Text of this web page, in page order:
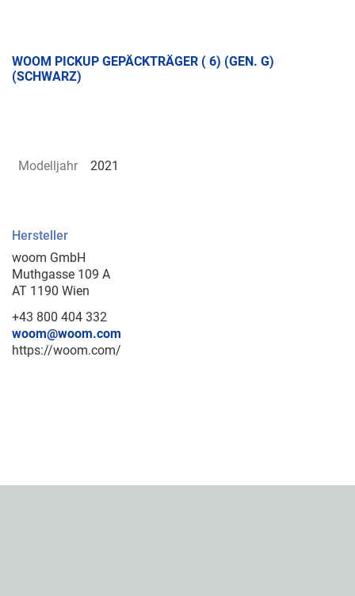
WOOM PICKUP GEPÄCKTRÄGER ( 6) (GEN. G)
(SCHWARZ)
Modelljahr 2021
Hersteller
woom GmbH
Muthgasse 109 A
AT 1190 Wien
+43 800 404 332
woom@woom.com
https://woom.com/